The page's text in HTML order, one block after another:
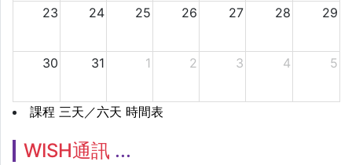
23 24 25 26 27 28 29
30 31 1 2 3 4 5
課程 三天／六天 時間表
WISH通訊